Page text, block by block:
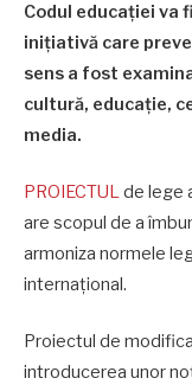
Codul educației va
inițiativă care
sens a fost
cultură, educație,
media.
PROIECTULde lege
are scopul de a
armoniza normele
internațional.
Proiectul de
introducerea unor